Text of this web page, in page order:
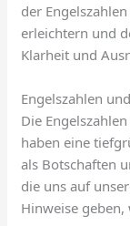
der
erleichtern und
Klarheit und
Engelszahlen
Die
haben eine
als Botschaften
die uns auf
Hinweise